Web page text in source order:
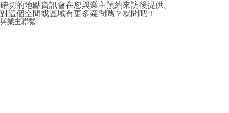
確切的地點資訊會在您與業主預約來訪後提供。
對這個空間或區域有更多疑問嗎？就問吧！
與業主聯繫